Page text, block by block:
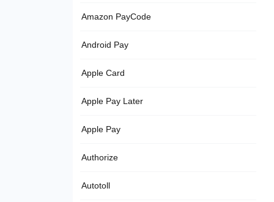
Amazon PayCode
Android Pay
Apple Card
Apple Pay Later
Apple Pay
Authorize
Autotoll